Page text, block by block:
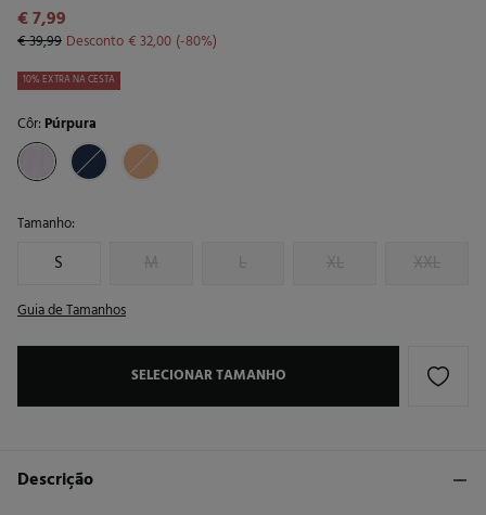
€ 7,99
€ 39,99 Desconto€ 32,00 80
10% EXTRA NA CESTA
Côr: Púrpura
Tamanho:
S M L XL XXL
Guia de Tamanhos
SELECIONAR TAMANHO
Descrição